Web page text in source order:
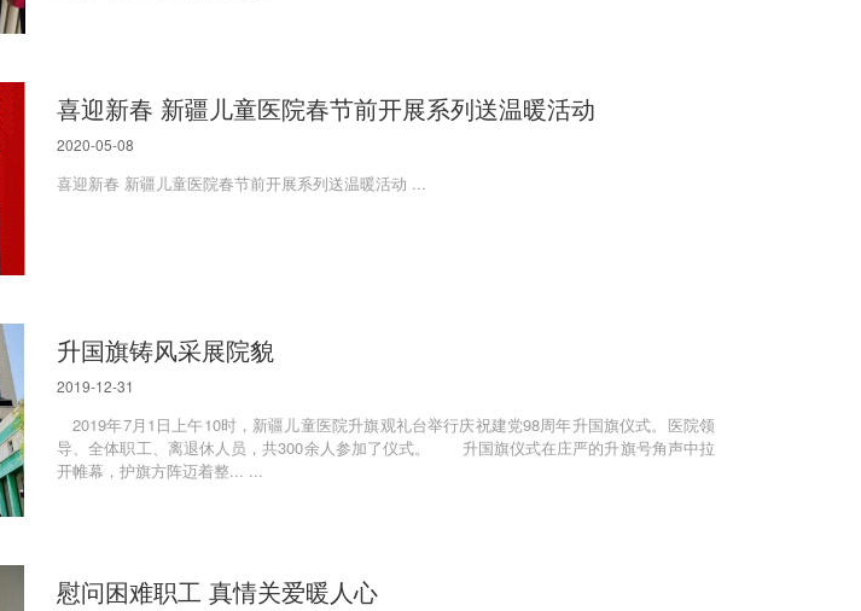
喜迎新春 新疆儿童医院春节前开展系列送温暖活动
2020-05-08
喜迎新春 新疆儿童医院春节前开展系列送温暖活动 ...
升国旗铸风采展院貌
2019-12-31
2019年7月1日上午10时，新疆儿童医院升旗观礼台举行庆祝建党98周年升国旗仪式。医院领
导、全体职工、离退休人员，共300余人参加了仪式。 升国旗仪式在庄严的升旗号角声中拉
开帷幕，护旗方阵迈着整... ...
慰问困难职工 真情关爱暖人心